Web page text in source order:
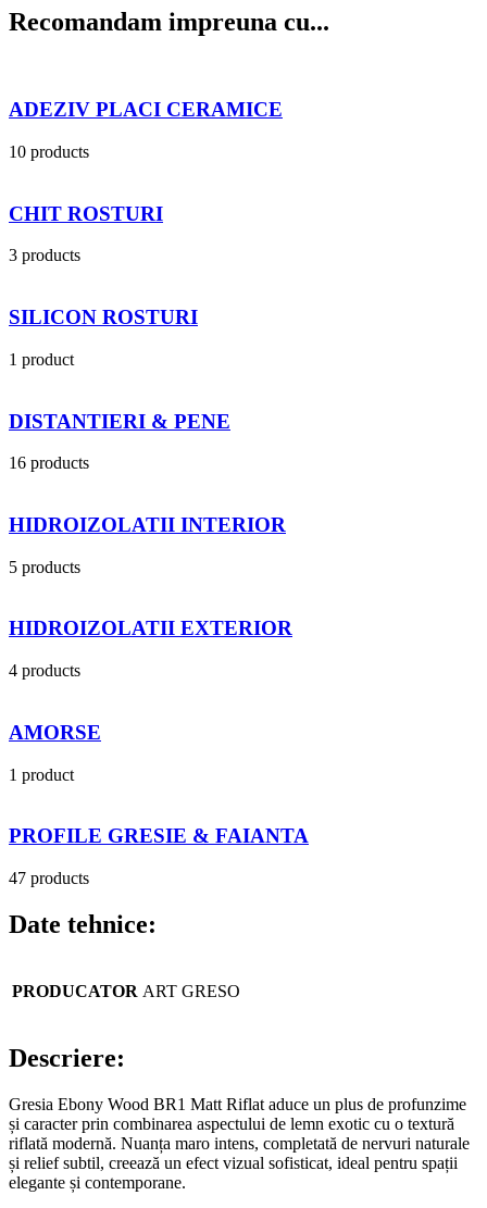
Recomandam impreuna cu...
ADEZIV PLACI CERAMICE
10 products
CHIT ROSTURI
3 products
SILICON ROSTURI
1 product
DISTANTIERI & PENE
16 products
HIDROIZOLATII INTERIOR
5 products
HIDROIZOLATII EXTERIOR
4 products
AMORSE
1 product
PROFILE GRESIE & FAIANTA
47 products
Date tehnice:
PRODUCATOR ART GRESO
Descriere:
Gresia Ebony Wood BR1 Matt Riflat aduce un plus de profunzime
și caracter prin combinarea aspectului de lemn exotic cu o textură
riflată modernă. Nuanța maro intens, completată de nervuri naturale
și relief subtil, creează un efect vizual sofisticat, ideal pentru spații
elegante și contemporane.